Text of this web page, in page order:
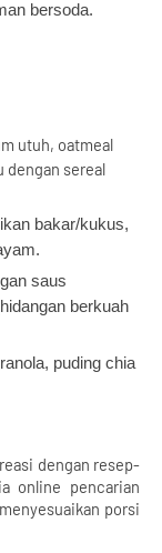
bersoda.
utuh, oatmeal
dengan sereal
bakar/kukus,
saus
berkuah
puding chia
dengan resep-
online pencarian
porsi